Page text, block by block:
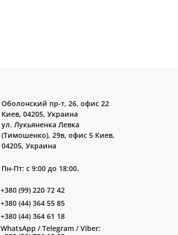
Оболонский пр-т, 26, офис 22
Киев, 04205, Украина
ул. Лукьяненка Левка
(Тимошенко), 29в, офис 5 Киев,
04205, Украина
Пн-Пт: с 9:00 до 18:00.
+380 (99) 220 72 42
+380 (44) 364 55 85
+380 (44) 364 61 18
WhatsApp / Telegram / Viber: